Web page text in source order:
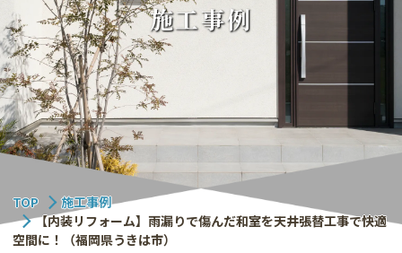
施工事例
TOP
施工事例
【内装リフォーム】雨漏りで傷んだ和室を天井張替工事で快適
空間に！（福岡県うきは市）